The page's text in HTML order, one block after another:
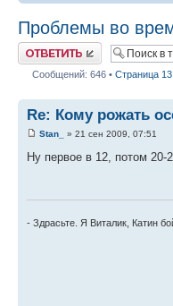
Проблемы во
Ответить
Сообщений: 646 • Страница 13
Re: Кому рожать
Stan_ » 21 сен 2009, 07:51
Ну первое в 12, потом 20-
- Здрасьте. Я Виталик, Катин